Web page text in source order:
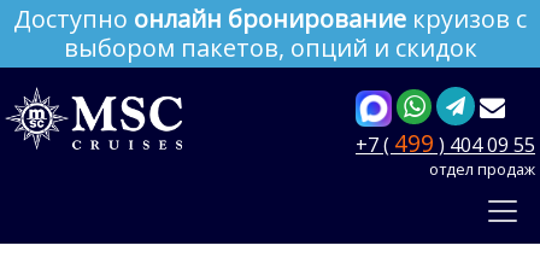
Доступно онлайн бронирование круизов с
выбором пакетов, опций и скидок
+7 ( 499 ) 404 09 55
отдел продаж